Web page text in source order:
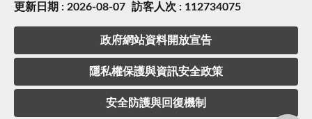
更新日期 : 2026-08-07 訪客人次 : 112734075
政府網站資料開放宣告
隱私權保護與資訊安全政策
安全防護與回復機制